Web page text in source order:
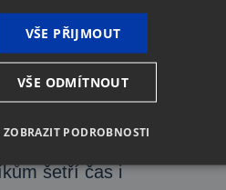
daňových
směrem k digitalizaci a
procesů, které
šetří čas i
VŠE PŘIJMOUT
VŠE ODMÍTNOUT
ZOBRAZIT PODROBNOSTI